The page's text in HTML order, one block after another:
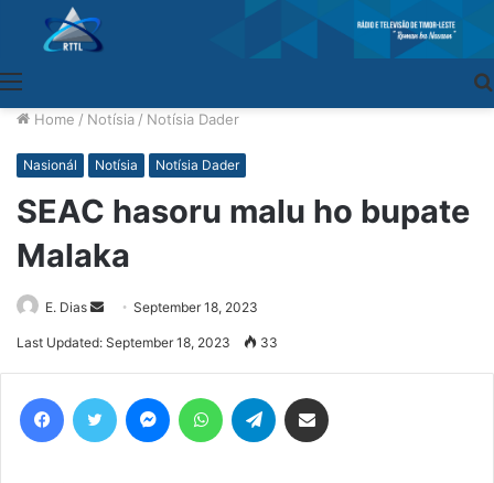
Home / Notísia / Notísia Dader
Nasionál Notísia Notísia Dader
SEAC hasoru malu ho bupate
Malaka
E. Dias
Send
an
September 18, 2023
Last Updated: September 18, 2023 33